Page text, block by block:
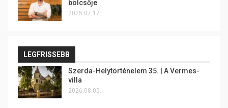
bölcsője
2025.07.17.
LEGFRISSEBB
Szerda-Helytörténelem 35. | A Vermes-
villa
2026.08.05.